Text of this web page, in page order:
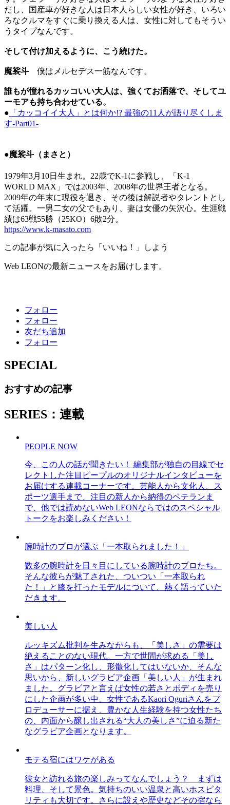
だし、国産車が好きな人は日本人らしい女性が好き、いろい
ろなクルマをすぐに乗り換える人は、女性に対してもそうい
うタイプなんです。
そして付け加えるように、こう続けた。
魔裟斗 僕はメルセデス一筋なんです。
誰もが憧れるカッコいい大人は、強くてお洒落で、そしてユ
ーモアも持ち合わせている。
● 「カッコイイ大人」とは何か!? 最強の11人が語り尽くしま
す-Part01-
●魔裟斗（まさと）
1979年3月10日生まれ。22歳でK-1に参戦し、「K-1
WORLD MAX」では2003年、2008年の世界王者となる。
2009年の年末に現役を退き、その後は解説者やタレントとし
て活躍。一男二女の父でもあり、妻は女優の矢沢心。生涯戦
績は63戦55勝（25KO）6敗2分。
https://www.k-masato.com
この記事が気に入ったら「いいね！」しよう
Web LEONの最新ニュースをお届けします。
フォロー
フォロー
友だち追加
フォロー
SPECIAL
おすすめの記事
SERIES：連載
PEOPLE NOW
今、この人の話が聞きたい！ 編集部が独自の目線でセ
レクトした注目ピープルのオリジナルインタビューを
お届けする連載コーナーです。芸能人から文化人、ス
ポーツ選手まで、注目の新人から納得のベテランま
で、他では読めないWeb LEONならではのスペシャル
トークをお楽しみください！
腕時計のプロが選ぶ「一本取られました！」
数多の腕時計を日々目にしている腕時計のプロたち。
そんな彼らが魅了された、ついつい「一本取られ
た！」と膝を打ったモデルについて、熱く語っていた
だきます。
美しい人
ルッキズム批判を生みながらも、「美しさ」の需要は
絶えることのない現代。一方で世間が求める「美し
さ」はパターン化し、形骸化してはいないか、そんな
思いから、新しいグラビア企画「美しい人」が生まれ
ました。グラビアと言えば女性の若さとボディを売り
にした企画が多い中、女性であるKaori Oguriさんをプ
ロデューサーに据え、豊かな人生経験を持つ女性たち
の、内面から醸し出される“大人の美しさ”に迫る新た
なグラビア企画となります。
モテる宿にはワケがある
彼女と訪れる旅の楽しみってなんでしょう？ まずは
料理、そして景色。気持ちのいい温泉と高いホスピタ
リティも大切です。さらに設えや歴史などその宿なら